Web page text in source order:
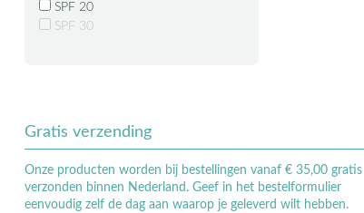
SPF 20
SPF 30
Gratis verzending
Onze producten worden bij bestellingen vanaf € 35,00 gratis
verzonden binnen Nederland. Geef in het bestelformulier
eenvoudig zelf de dag aan waarop je geleverd wilt hebben.